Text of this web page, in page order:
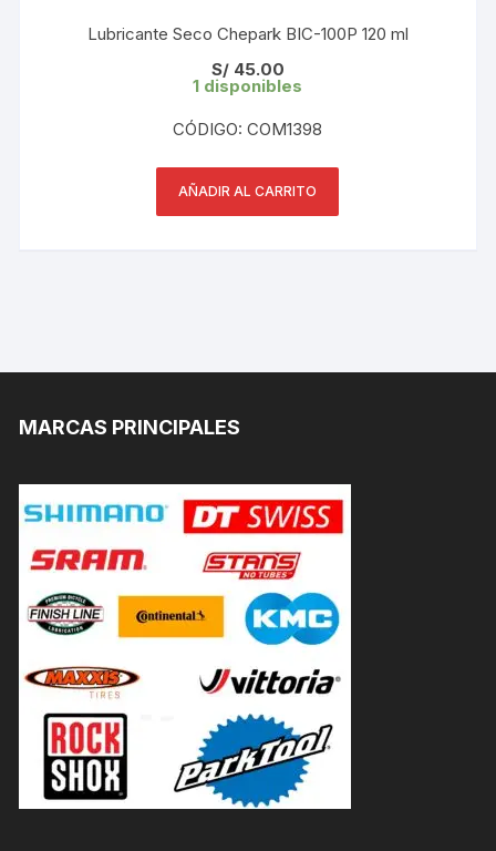
Lubricante Seco Chepark BIC-100P 120 ml
S/45.00
1 disponibles
CÓDIGO: COM1398
AÑADIR AL CARRITO
MARCAS PRINCIPALES